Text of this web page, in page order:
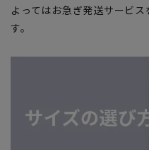
よってはお急ぎ発送サービ
す。